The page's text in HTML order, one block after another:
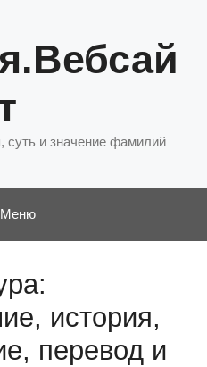
суть и значение фамилий
Меню
история,
перевод и